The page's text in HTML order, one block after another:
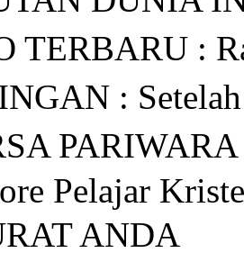
TERBARU :
:
Pelajar
ANDA